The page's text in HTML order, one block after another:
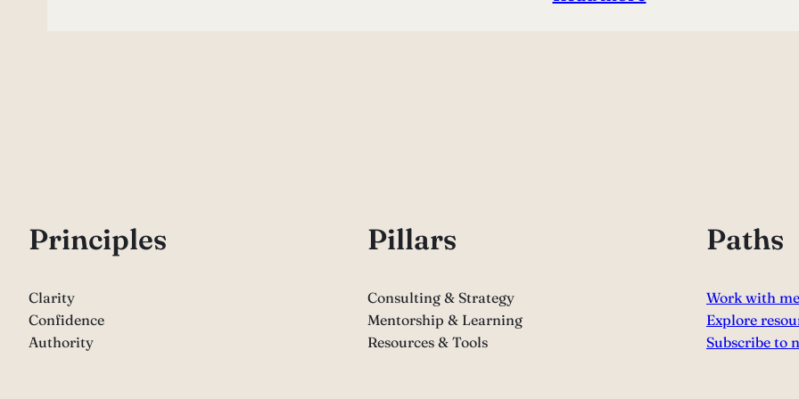
Principles
Clarity
Confidence
Authority
Pillars
Consulting & Strategy
Mentorship & Learning
Resources & Tools
Paths
Work with me
Explore
Subscribe to